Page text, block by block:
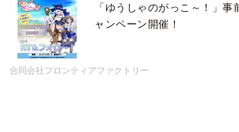
「ゆうしゃのがっこ～！」
ャンペーン開催！
合同会社フロンティアファクトリー